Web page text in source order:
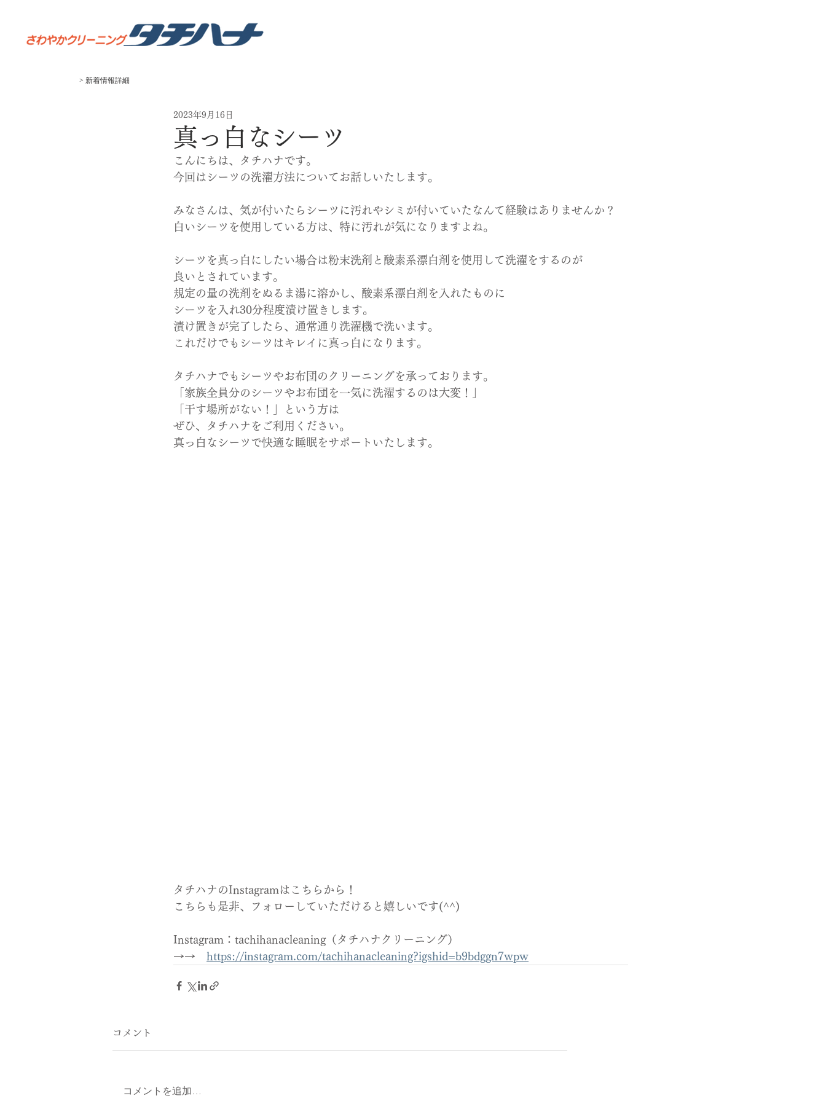
> 新着​情報​詳細
真っ白なシーツ
2023年9月16日
こんにちは、タチハナです。
今回はシーツの洗濯方法についてお話しいたします。
みなさんは、気が付いたらシーツに汚れやシミが付いていたなんて経験はありませんか？
白いシーツを使用している方は、特に汚れが気になりますよね。
シーツを真っ白にしたい場合は粉末洗剤と酸素系漂白剤を使用して洗濯をするのが
良いとされています。
規定の量の洗剤をぬるま湯に溶かし、酸素系漂白剤を入れたものに
シーツを入れ30分程度漬け置きします。
漬け置きが完了したら、通常通り洗濯機で洗います。
これだけでもシーツはキレイに真っ白になります。
タチハナでもシーツやお布団のクリーニングを承っております。
「家族全員分のシーツやお布団を一気に洗濯するのは大変！」
「干す場所がない！」という方は
ぜひ、タチハナをご利用ください。
真っ白なシーツで快適な睡眠をサポートいたします。
タチハナのInstagramはこちらから！
こちらも是非、フォローしていただけると嬉しいです(^^)
Instagram：tachihanacleaning（タチハナクリーニング）
→→ https://instagram.com/tachihanacleaning?igshid=b9bdggn7wpw
コメント
コメントを追加…